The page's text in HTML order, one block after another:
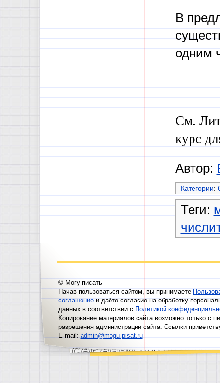
В
одним
См.
курс
Автор:
Категории:
Теги:
© Могу писать
Начав пользоваться сайтом, вы принимаете
соглашениеи даёте согласие на обработку
данных в соответствии сПолитикой
Копирование материалов сайта возможно только с
разрешения администрации сайта. Ссылки
E-mail:admin@mogu-pisat.ru